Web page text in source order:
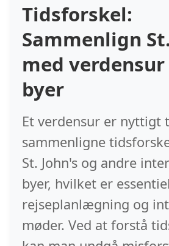
Tidsforskel:
Sammenlign
med
byer
Et verdensur er nyttigt
sammenligne
St. John's og andre
byer, hvilket er
rejseplanlægning og
møder. Ved at forstå